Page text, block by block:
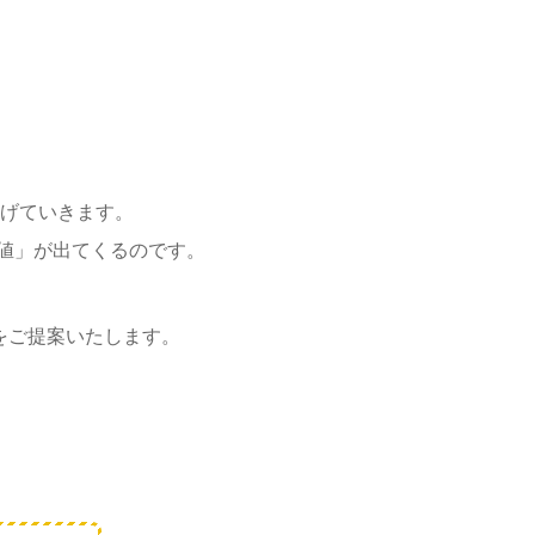
ていきます。
が出てくるのです。
提案いたします。